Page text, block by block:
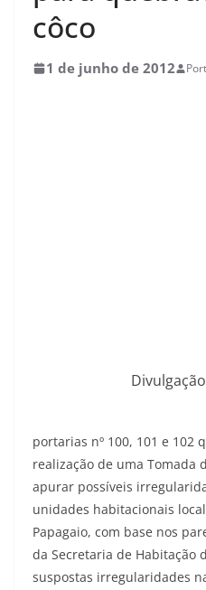
côco
1 de junho de 2012
Divulgação
portarias nº 100, 101 e 102
realização de uma Tomada
apurar possíveis
unidades habitacionais
Papagaio, com base nos
da Secretaria de Habitação
suspostas irregularidades